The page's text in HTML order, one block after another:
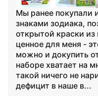
Мы ранее покупали
знаками зодиака,
открытой краски из
ценное для меня -
можно и докупить
наборе хватает на
такой ничего не
дефицит в наше в...